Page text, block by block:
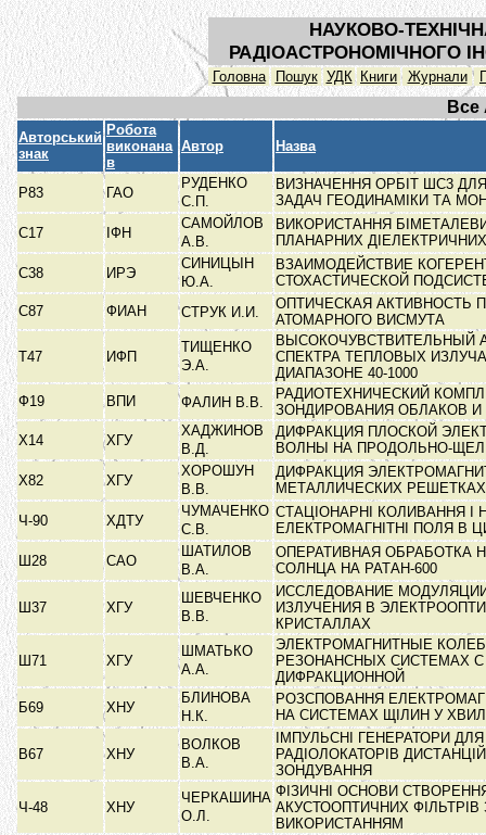
НАУКОВО-
РАДІОАСТРОНОМІЧНОГО
Головна Пошук УДК Книги Журнали
Все
Авторський
знак
Робота
виконана
в
Автор Назва
Р83 ГАО
РУДЕНКО
С.П.
ВИЗНАЧЕННЯ ОРБІТ ШС3
ЗАДАЧ ГЕОДИНАМІКИ ТА
С17
ІФН
САМОЙЛОВ
А.В.
ВИКОРИСТАННЯ
ПЛАНАРНИХ
С38
ИРЭ
СИНИЦЫН
Ю.А.
ВЗАИМОДЕЙСТВИЕ
СТОХАСТИЧЕСКОЙ
С87
ФИАН СТРУК И.И.
ОПТИЧЕСКАЯ АКТИВНОСТЬ
АТОМАРНОГО ВИСМУТА
Т47 ИФП
ТИЩЕНКО
Э.А.
ВЫСОКОЧУВСТВИТЕЛЬНЫЙ
СПЕКТРА ТЕПЛОВЫХ
ДИАПАЗОНЕ 40-1000
Ф19
ВПИ ФАЛИН В.В.
РАДИОТЕХНИЧЕСКИЙ
ЗОНДИРОВАНИЯ ОБЛАКОВ
Х14
ХГУ
ХАДЖИНОВ
В.Д.
ДИФРАКЦИЯ ПЛОСКОЙ
ВОЛНЫ НА ПРОДОЛЬНО-
Х82
ХГУ
ХОРОШУН
В.В.
ДИФРАКЦИЯ
МЕТАЛЛИЧЕСКИХ
Ч-90
ХДТУ
ЧУМАЧЕНКО
С.В.
СТАЦІОНАРНІ КОЛИВАННЯ І
ЕЛЕКТРОМАГНІТНІ ПОЛЯ В
Ш28
САО
ШАТИЛОВ
В.А.
ОПЕРАТИВНАЯ ОБРАБОТКА
СОЛНЦА НА РАТАН-600
Ш37 ХГУ
ШЕВЧЕНКО
В.В.
ИССЛЕДОВАНИЕ
ИЗЛУЧЕНИЯ В
КРИСТАЛЛАХ
Ш71 ХГУ
ШМАТЬКО
А.А.
ЭЛЕКТРОМАГНИТНЫЕ
РЕЗОНАНСНЫХ СИСТЕМАХ
ДИФРАКЦИОННОЙ
Б69
ХНУ
БЛИНОВА
Н.К.
РОЗСПОВАННЯ
НА СИСТЕМАХ ЩІЛИН У
В67 ХНУ
ВОЛКОВ
В.А.
ІМПУЛЬСНІ ГЕНЕРАТОРИ ДЛЯ
РАДІОЛОКАТОРІВ
ЗОНДУВАННЯ
Ч-48 ХНУ
ЧЕРКАШИНА
О.Л.
ФІЗИЧНІ ОСНОВИ
АКУСТООПТИЧНИХ ФІЛЬТРІВ
ВИКОРИСТАННЯМ